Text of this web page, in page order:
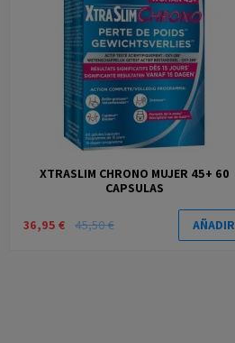
XTRASLIM CHRONO MUJER 45+ 60
CAPSULAS
36,95 € 45,50 € AÑADIR